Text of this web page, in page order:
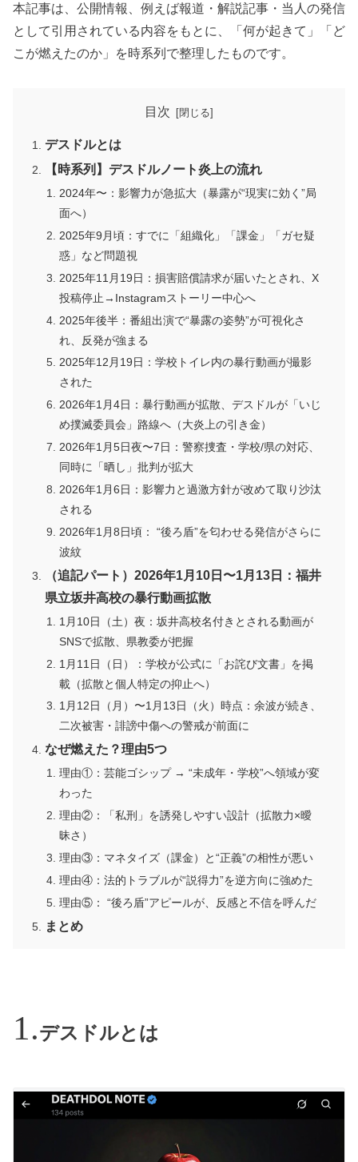
本記事は、公開情報、例えば報道・解説記事・当人の発信
として引用されている内容をもとに、「何が起きて」「ど
こが燃えたのか」を時系列で整理したものです。
目次
デスドルとは
【時系列】デスドルノート炎上の流れ
2024年〜：影響力が急拡大（暴露が“現実に効く”局
面へ）
2025年9月頃：すでに「組織化」「課金」「ガセ疑
惑」など問題視
2025年11月19日：損害賠償請求が届いたとされ、X
投稿停止→Instagramストーリー中心へ
2025年後半：番組出演で“暴露の姿勢”が可視化さ
れ、反発が強まる
2025年12月19日：学校トイレ内の暴行動画が撮影
された
2026年1月4日：暴行動画が拡散、デスドルが「いじ
め撲滅委員会」路線へ（大炎上の引き金）
2026年1月5日夜〜7日：警察捜査・学校/県の対応、
同時に「晒し」批判が拡大
2026年1月6日：影響力と過激方針が改めて取り沙汰
される
2026年1月8日頃： “後ろ盾”を匂わせる発信がさらに
波紋
（追記パート）2026年1月10日〜1月13日：福井
県立坂井高校の暴行動画拡散
1月10日（土）夜：坂井高校名付きとされる動画が
SNSで拡散、県教委が把握
1月11日（日）：学校が公式に「お詫び文書」を掲
載（拡散と個人特定の抑止へ）
1月12日（月）〜1月13日（火）時点：余波が続き、
二次被害・誹謗中傷への警戒が前面に
なぜ燃えた？理由5つ
理由①：芸能ゴシップ → “未成年・学校”へ領域が変
わった
理由②：「私刑」を誘発しやすい設計（拡散力×曖
昧さ）
理由③：マネタイズ（課金）と“正義”の相性が悪い
理由④：法的トラブルが“説得力”を逆方向に強めた
理由⑤： “後ろ盾”アピールが、反感と不信を呼んだ
まとめ
デスドルとは